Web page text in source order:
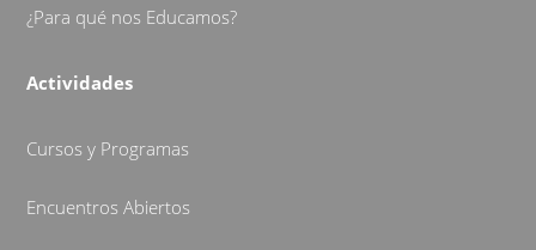
¿Para qué nos Educamos?
Actividades
Cursos y Programas
Encuentros Abiertos